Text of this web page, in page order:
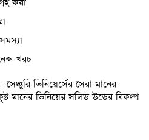
করা
খরচ
ভিনিয়ের্সের সেরা মানের
মানের ভিনিয়ের সলিড উডের বিকল্প